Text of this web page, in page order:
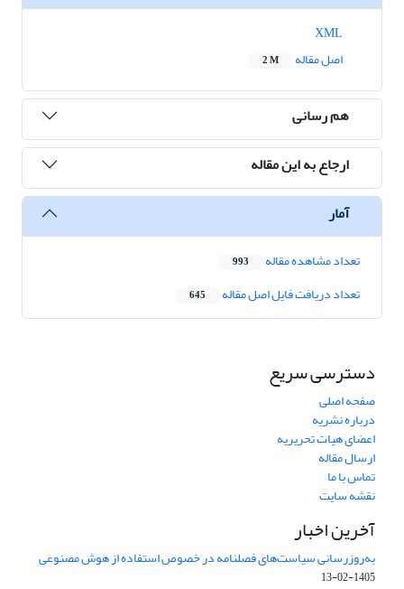
اصل مقاله
2 M
هم رسانی
ارجاع به این مقاله
آمار
تعداد مشاهده مقاله 993
تعداد دریافت فایل اصل مقاله 645
دسترسی سریع
صفحه اصلی
درباره نشریه
اعضای هیات تحریریه
ارسال مقاله
تماس با ما
نقشه سایت
آخرین اخبار
به‌روزرسانی سیاست‌های فصلنامه در خصوص استفاده از هوش مصنوعی
1405-02-13